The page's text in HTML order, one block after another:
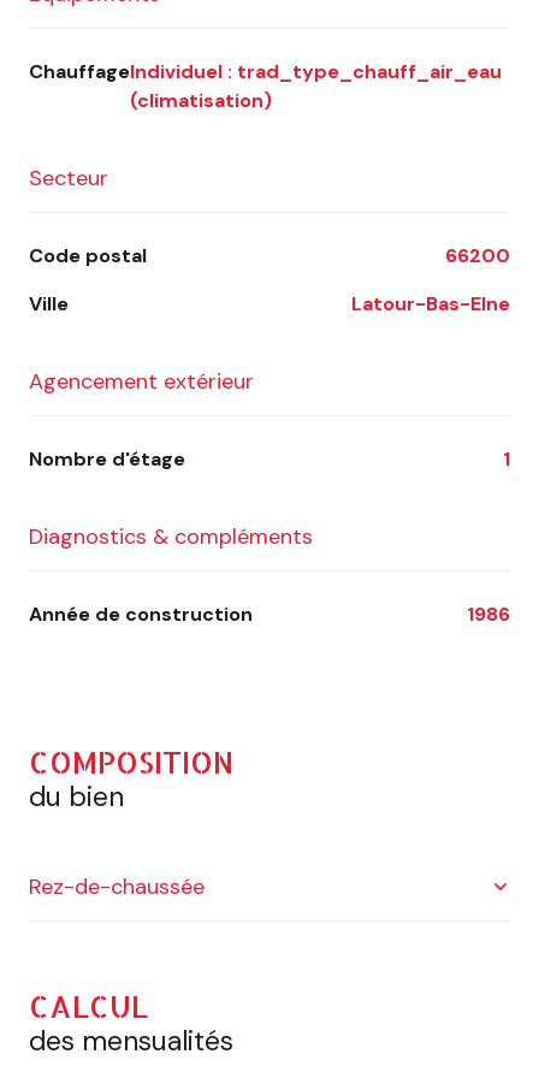
Chauffageindividuel : trad_type_chauff_air_eau
(climatisation)
Secteur
Code postal
66200
Ville
Latour-Bas-Elne
Agencement extérieur
Nombre d'étage 1
Diagnostics & compléments
Année de construction 1986
COMPOSITION
du bien
Rez-de-chaussée
terrasse
CALCUL
des mensualités